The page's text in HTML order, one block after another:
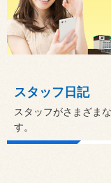
スタッフ日記
スタッフがさまざま
す。